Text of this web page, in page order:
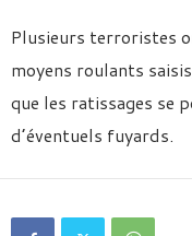
Plusieurs terroristes
moyens roulants
que les ratissages se
d’éventuels fuyards.